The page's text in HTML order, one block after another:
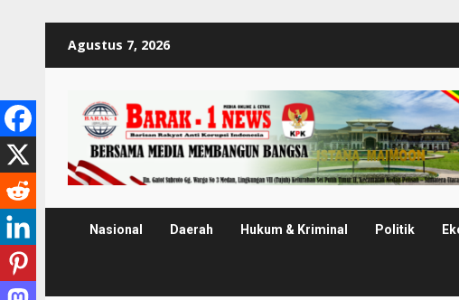
Agustus 7, 2026
Nasional Daerah Hukum & Kriminal Politik